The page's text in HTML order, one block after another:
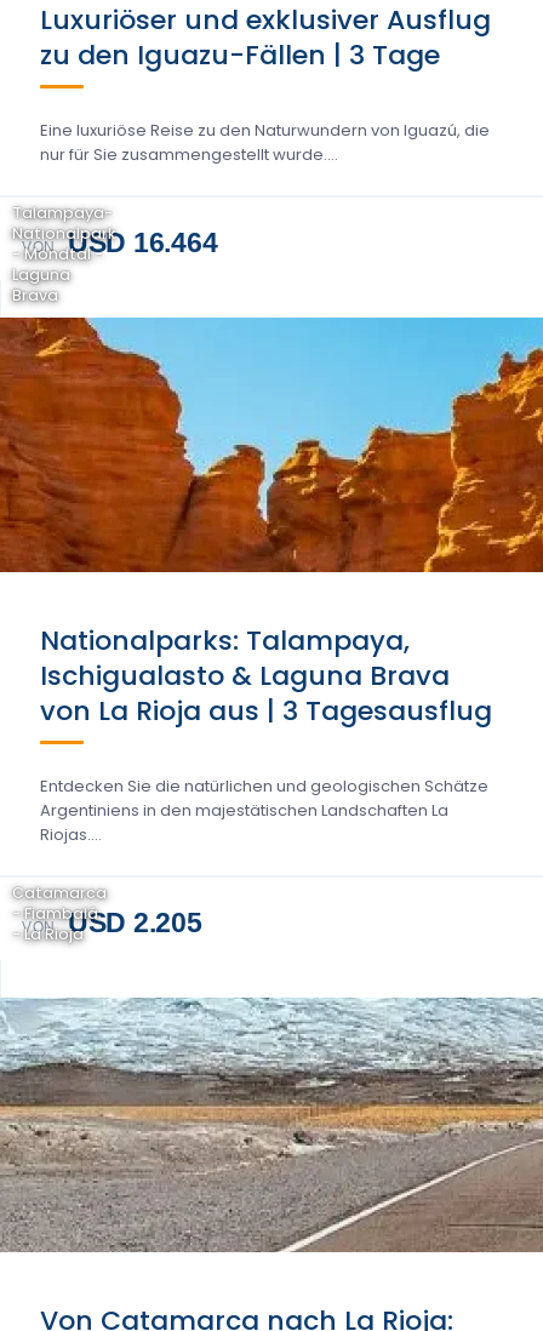
Luxuriöser und exklusiver Ausflug
zu den Iguazu-Fällen | 3 Tage
Eine luxuriöse Reise zu den Naturwundern von Iguazú, die
nur für Sie zusammengestellt wurde....
VON USD 16.464
Talampaya-
Nationalpark
- Mondtal -
Laguna
Brava
Nationalparks: Talampaya,
Ischigualasto & Laguna Brava
von La Rioja aus | 3 Tagesausflug
Entdecken Sie die natürlichen und geologischen Schätze
Argentiniens in den majestätischen Landschaften La
Riojas....
VON USD 2.205
Catamarca
- Fiambalá
- La Rioja
Von Catamarca nach La Rioja: